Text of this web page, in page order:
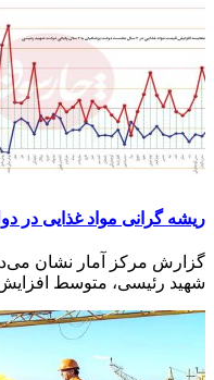
ریشه گرانی مواد غذایی در
شهید رئیسی، متوسط افزایش قیمت همین